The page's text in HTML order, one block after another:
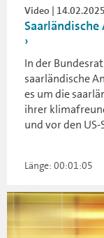
Video |
In der
saarländische
es um die
ihrer
und vor den
Länge: 00:01:05